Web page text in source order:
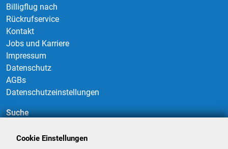
Billigflug nach
Rückrufservice
Kontakt
Jobs und Karriere
Impressum
Datenschutz
AGBs
Datenschutzeinstellungen
Suche
Cookie Einstellungen